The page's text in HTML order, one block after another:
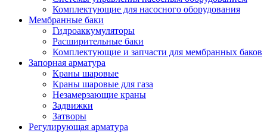
Комплектующие для насосного оборудования
Мембранные баки
Гидроаккумуляторы
Расширительные баки
Комплектующие и запчасти для мембранных баков
Запорная арматура
Краны шаровые
Краны шаровые для газа
Незамерзающие краны
Задвижки
Затворы
Регулирующая арматура